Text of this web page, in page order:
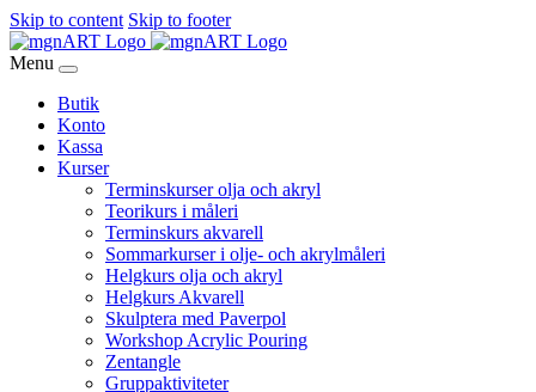
Skip to content Skip to footer
Menu
Butik
Konto
Kassa
Kurser
Terminskurser olja och akryl
Teorikurs i måleri
Terminskurs akvarell
Sommarkurser i olje- och akrylmåleri
Helgkurs olja och akryl
Helgkurs Akvarell
Skulptera med Paverpol
Workshop Acrylic Pouring
Zentangle
Gruppaktiviteter